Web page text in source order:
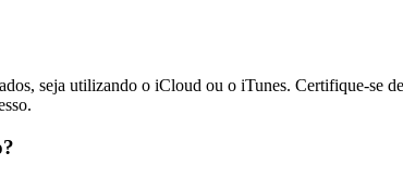
seja utilizando o iCloud ou o iTunes. Certifique-se